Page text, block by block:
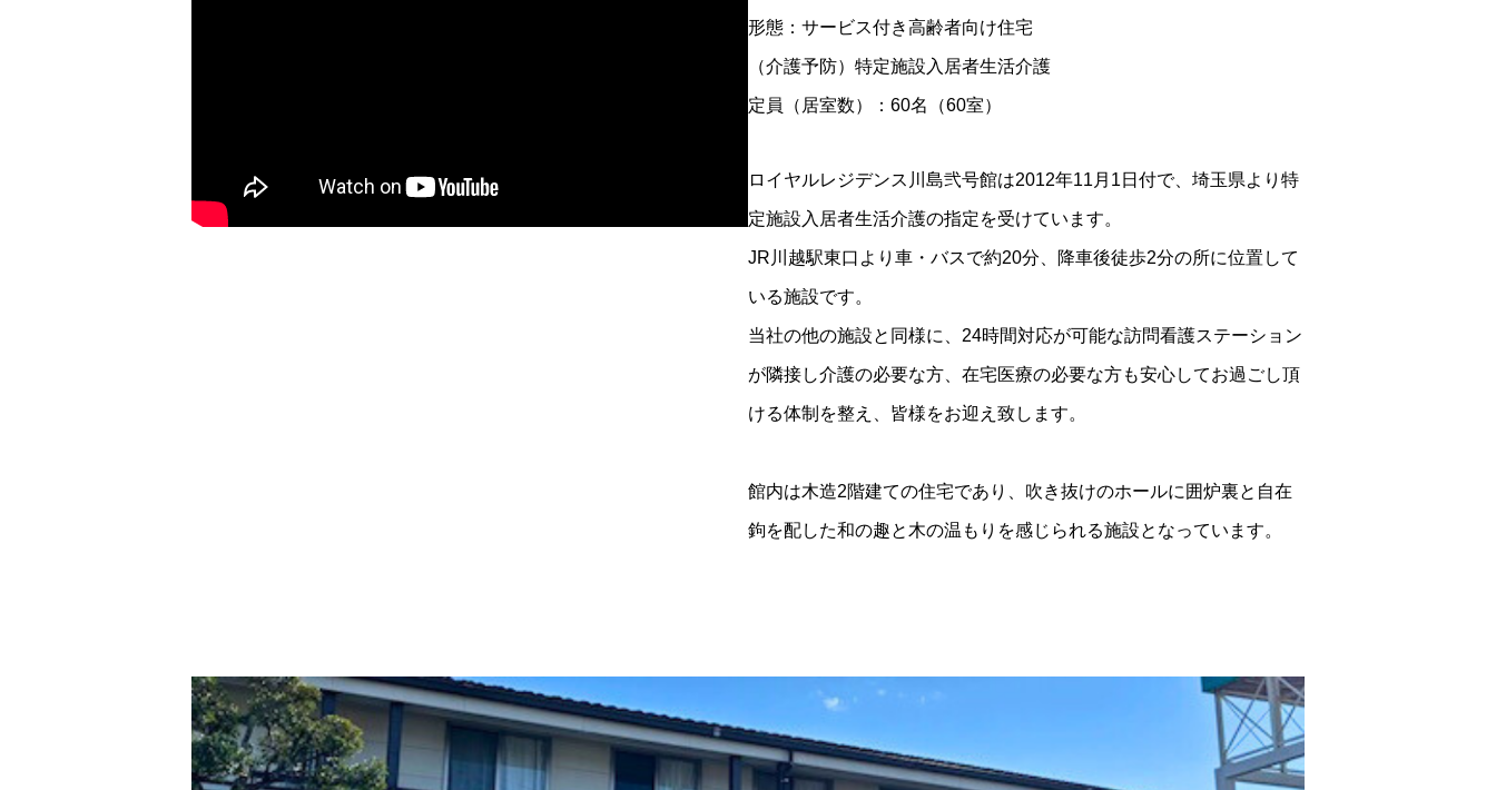
形態：サービス付き高齢者向け住宅
（介護予防）特定施設入居者生活介護
定員（居室数）：60名（60室）
ロイヤルレジデンス川島弐号館は2012年11月1日付で、埼玉県より特
定施設入居者生活介護の指定を受けています。
JR川越駅東口より車・バスで約20分、降車後徒歩2分の所に位置して
いる施設です。
当社の他の施設と同様に、24時間対応が可能な訪問看護ステーション
が隣接し介護の必要な方、在宅医療の必要な方も安心してお過ごし頂
ける体制を整え、皆様をお迎え致します。
館内は木造2階建ての住宅であり、吹き抜けのホールに囲炉裏と自在
鉤を配した和の趣と木の温もりを感じられる施設となっています。